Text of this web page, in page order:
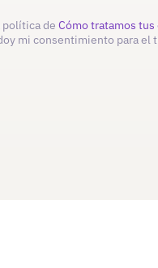
política de Cómo tratamos tus
doy mi consentimiento para